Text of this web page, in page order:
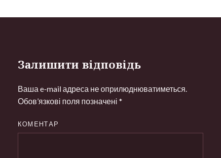
Залишити відповідь
Ваша e-mail адреса не оприлюднюватиметься.
Обов’язкові поля позначені *
КОМЕНТАР